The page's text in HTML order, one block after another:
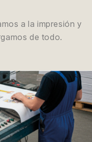
a la impresión y
de todo.